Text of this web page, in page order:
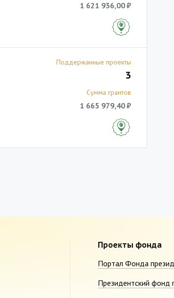
1 621 936,00 ₽
Поддержанные проекты
3
Сумма грантов
1 665 979,40 ₽
Проекты фонда
Портал Фонда
Президентский фонд